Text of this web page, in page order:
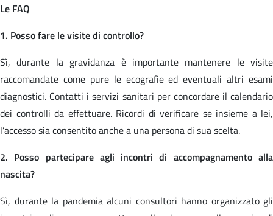
Le FAQ
1. Posso fare le visite di controllo?
Sì, durante la gravidanza è importante mantenere le visite
raccomandate come pure le ecografie ed eventuali altri esami
diagnostici. Contatti i servizi sanitari per concordare il calendario
dei controlli da effettuare. Ricordi di verificare se insieme a lei,
l’accesso sia consentito anche a una persona di sua scelta.
2. Posso partecipare agli incontri di accompagnamento alla
nascita?
Sì, durante la pandemia alcuni consultori hanno organizzato gli